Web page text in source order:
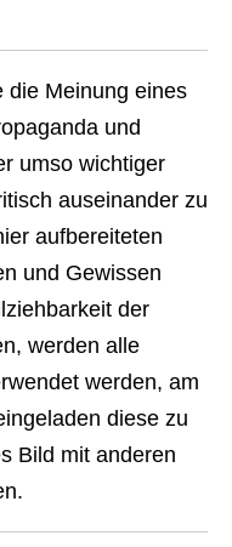
die Meinung eines
und
umso wichtiger
auseinander zu
aufbereiteten
und Gewissen
der
werden alle
werden, am
diese zu
Bild mit anderen